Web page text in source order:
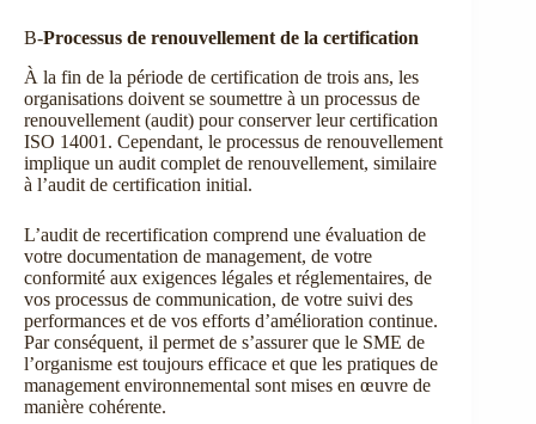
B-Processus de renouvellement de la certification
À la fin de la période de certification de trois ans, les
organisations doivent se soumettre à un processus de
renouvellement (audit) pour conserver leur certification
ISO 14001. Cependant, le processus de renouvellement
implique un audit complet de renouvellement, similaire
à l’audit de certification initial.
L’audit de recertification comprend une évaluation de
votre documentation de management, de votre
conformité aux exigences légales et réglementaires, de
vos processus de communication, de votre suivi des
performances et de vos efforts d’amélioration continue.
Par conséquent, il permet de s’assurer que le SME de
l’organisme est toujours efficace et que les pratiques de
management environnemental sont mises en œuvre de
manière cohérente.